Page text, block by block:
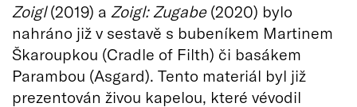
Zoigl(2019) a Zoigl: Zugabe(2020) bylo
nahráno již v sestavě s bubeníkem Martinem
Škaroupkou (Cradle of Filth) či basákem
Parambou (Asgard). Tento materiál byl již
prezentován živou kapelou, které vévodil